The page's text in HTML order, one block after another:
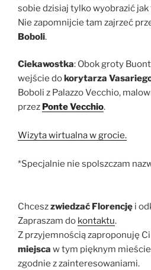
sobie dzisiaj tylko wyobrazić jak
Nie zapomnijcie tam zajrzeć
Boboli.
Ciekawostka: Obok groty
wejście dokorytarza
Boboli z Palazzo Vecchio,
przez Ponte Vecchio.
Wizyta wirtualna w grocie.
*Specjalnie nie spolszczam
Chceszzwiedzać Florencję i
Zapraszam do kontaktu.
Z przyjemnością zaproponuję
miejsca w tym pięknym
zgodnie z zainteresowaniami.